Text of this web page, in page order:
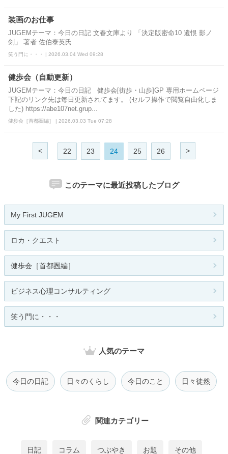
装画のお仕事
JUGEMテーマ：今日の日記 文春文庫より 「決定版密命10 遺恨 影ノ
剣」 著者 佐伯泰英氏
笑う門に・・・ | 2026.03.04 Wed 09:28
健歩会（自動更新）
JUGEMテーマ：今日の日記 健歩会[街歩・山歩]GP 専用ホームページ
下記のリンク先は毎日更新されてます。 (セルフ操作で閲覧自由化しま
した) https://abe107net.grup...
健歩会［首都圏編］ | 2026.03.03 Tue 07:28
< 22 23 24 25 26 >
このテーマに最近投稿したブログ
My First JUGEM
ロカ・クエスト
健歩会［首都圏編］
ビジネス心理コンサルティング
笑う門に・・・
人気のテーマ
今日の日記 日々のくらし 今日のこと 日々徒然
関連カテゴリー
日記 コラム つぶやき お題 その他